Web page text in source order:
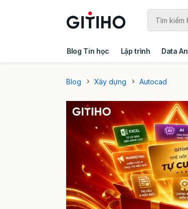
Blog Tin học Lập trình Data
Blog
Xây dựng Autocad